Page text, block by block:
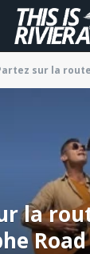
sur la route pour «
la